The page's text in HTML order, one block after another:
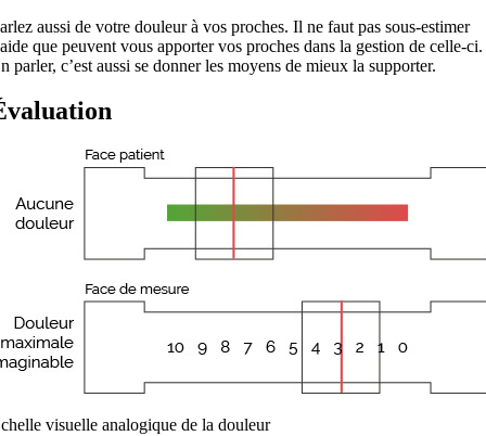
aussi de votre douleur à vos proches. Il ne faut pas sous-estimer
que peuvent vous apporter vos proches dans la gestion de celle-ci.
parler, c’est aussi se donner les moyens de mieux la supporter.
visuelle analogique de la douleur